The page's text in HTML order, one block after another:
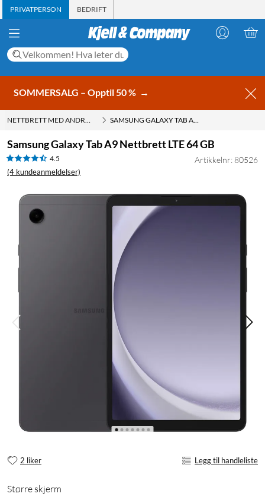
PRIVATPERSON BEDRIFT
SOMMERSALG – Opptil 50 % →
NETTBRETT MED ANDROID SAMSUNG GALAXY TAB A9 NETTBRETT LTE 64 GB
Samsung Galaxy Tab A9 Nettbrett LTE 64 GB
4.5
(4 kundeanmeldelser)
Artikkelnr: 80526
2 liker Legg til handleliste
Større skjerm